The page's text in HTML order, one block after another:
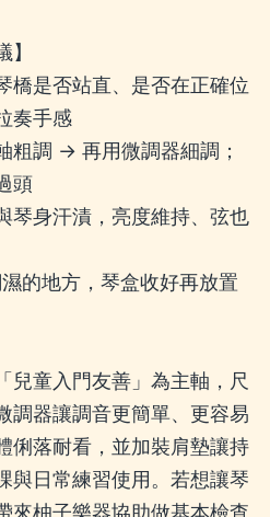
橋是否站直、是否在正確位
奏手感
粗調 → 再用微調器細調；
頭
琴身汗漬，亮度維持、弦也
的地方，琴盒收好再放置
兒童入門友善」為主軸，尺
調器讓調音更簡單、更容易
俐落耐看，並加裝肩墊讓持
與日常練習使用。若想讓琴